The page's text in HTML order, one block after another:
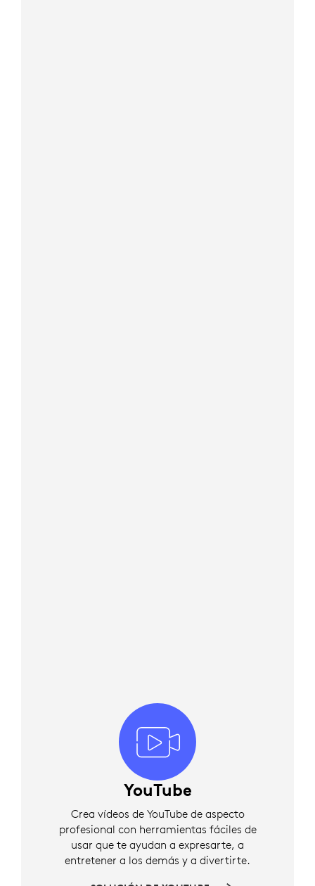
YouTube
Crea vídeos de YouTube de aspecto
profesional con herramientas fáciles de
usar que te ayudan a expresarte, a
entretener a los demás y a divertirte.